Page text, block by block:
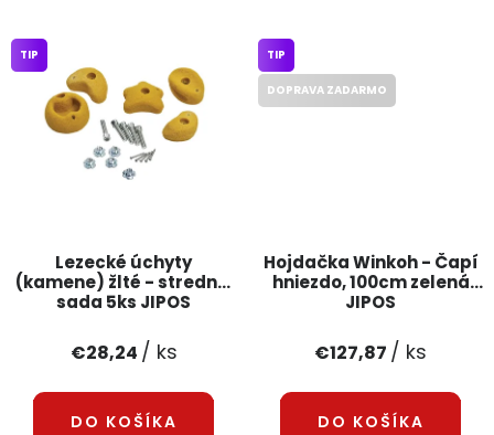
Lezecké úchyty
(kamene) žlté - stredné,
sada 5ks JIPOS
TIP
€28,24 / ks
DO KOŠÍKA
Hojdačka Winkoh - Čapí
hniezdo, 100cm zelená
JIPOS
TIP
DOPRAVA ZADARMO
€127,87 / ks
DO KOŠÍKA